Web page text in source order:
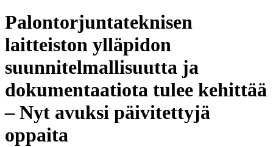
Palontorjuntateknisen
laitteiston ylläpidon
suunnitelmallisuutta ja
dokumentaatiota tulee kehittää
– Nyt avuksi päivitettyjä
oppaita